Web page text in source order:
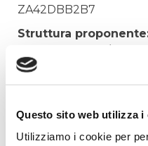
Questo sito web utilizza i
Utilizziamo i cookie per
ZA42DBB2B7
Struttura
Tecnico
Formazione lavori
Elenco operatori